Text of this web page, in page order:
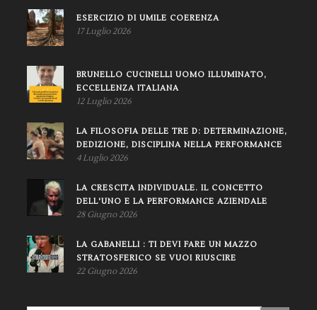
ESERCIZIO DI UMILE COERENZA
17 Luglio 2026
BRUNELLO CUCINELLI UOMO ILLUMINATO,
ECCELLENZA ITALIANA
12 Luglio 2026
LA FILOSOFIA DELLE TRE D: DETERMINAZIONE,
DEDIZIONE, DISCIPLINA NELLA PERFORMANCE
4 Luglio 2026
LA CRESCITA INDIVIDUALE. IL CONCETTO
DELL'UNO E LA PERFORMANCE AZIENDALE
28 Giugno 2026
LA GABANELLI : TI DEVI FARE UN MAZZO
STRATOSFERICO SE VUOI RIUSCIRE
22 Giugno 2026